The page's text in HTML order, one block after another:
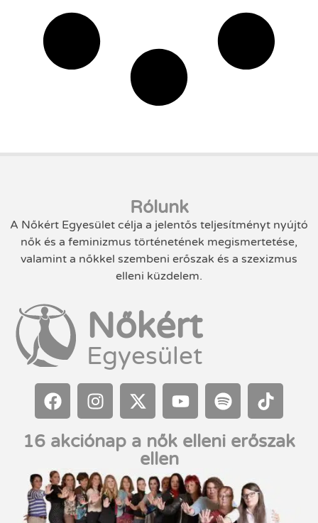
Rólunk
A Nőkért Egyesület célja a jelentős teljesítményt nyújtó
nők és a feminizmus történetének megismertetése,
valamint a nőkkel szembeni erőszak és a szexizmus
elleni küzdelem.
Nőkért
Egyesület
16 akciónap a nők elleni erőszak
ellen